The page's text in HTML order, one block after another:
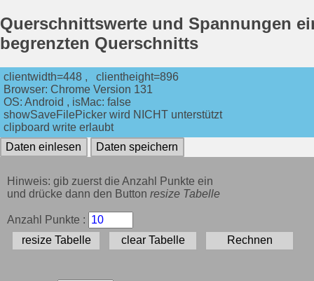
Querschnittswerte und Spannungen
begrenzten Querschnitts
clientwidth=448 , clientheight=896
Browser: Chrome Version 131
OS: Android , isMac: false
showSaveFilePicker wird NICHT unterstützt
clipboard write erlaubt
Daten einlesen
Daten speichern
Hinweis: gib zuerst die Anzahl Punkte ein
und drücke dann den Button resize Tabelle
Anzahl Punkte :
resize Tabelle
clear Tabelle Rechnen